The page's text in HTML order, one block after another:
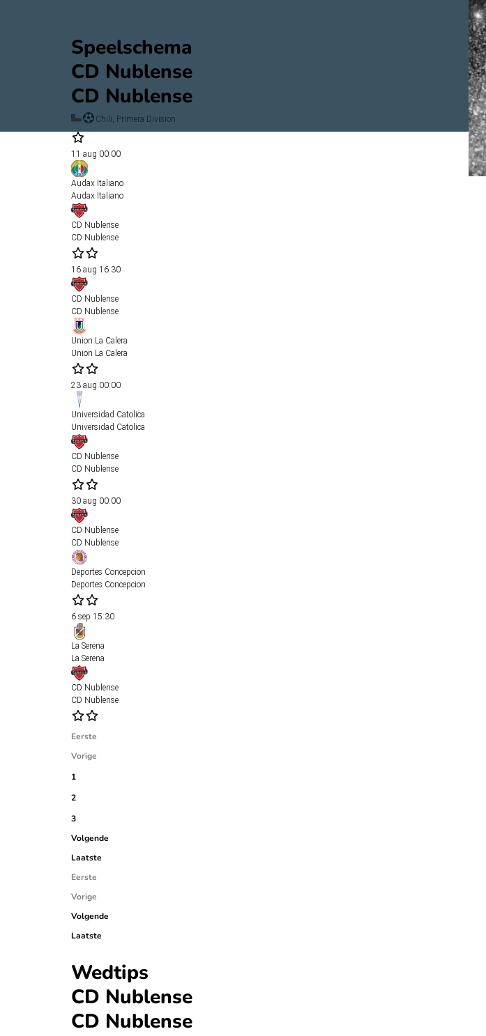
Speelschema
CD Nublense
CD Nublense
Chili, Primera Division
11 aug 00:00
Audax Italiano
Audax Italiano
CD Nublense
CD Nublense
16 aug 16:30
CD Nublense
CD Nublense
Union La Calera
Union La Calera
23 aug 00:00
Universidad Catolica
Universidad Catolica
CD Nublense
CD Nublense
30 aug 00:00
CD Nublense
CD Nublense
Deportes Concepcion
Deportes Concepcion
6 sep 15:30
La Serena
La Serena
CD Nublense
CD Nublense
Eerste
Vorige
1
2
3
Volgende
Laatste
Eerste
Vorige
Volgende
Laatste
Wedtips
CD Nublense
CD Nublense